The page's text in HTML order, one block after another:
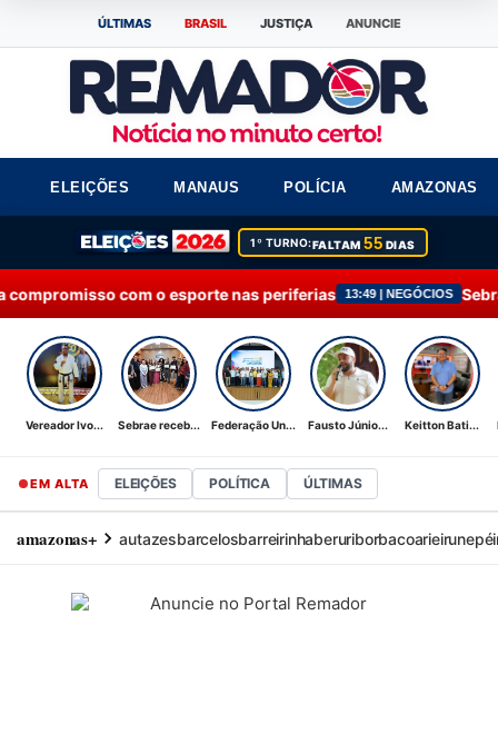
ÚLTIMAS BRASIL JUSTIÇA ANUNCIE
ELEIÇÕES MANAUS POLÍCIA AMAZONAS
1º TURNO:FALTAM55 DIAS
esporte nas periferias 13:49 | NEGÓCIOS Sebrae recebe Moção
Vereador Ivo... Sebrae receb... Federação Un... Fausto Júnio... Keitton Bati...
EM ALTA ELEIÇÕES POLÍTICA ÚLTIMAS
amazonas+ autazesbarcelosbarreirinhaberuriborbacoarieirunepé